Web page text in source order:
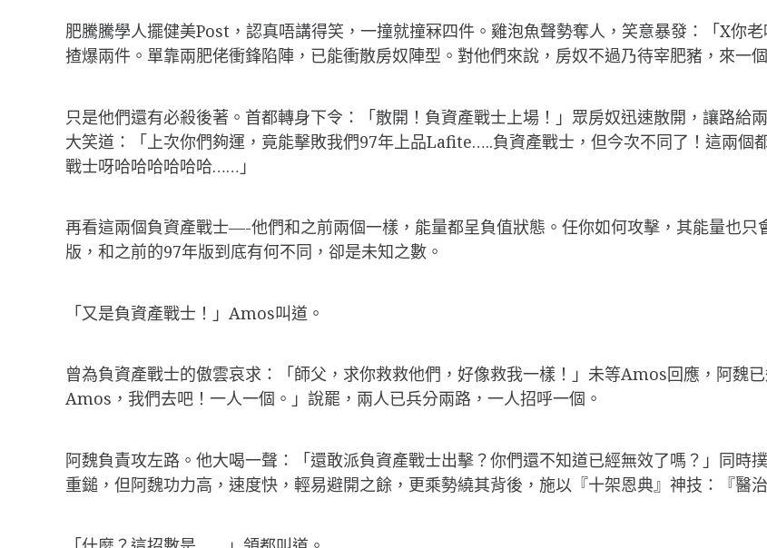
肥騰騰學人擺健美Post，認真唔講得笑，一撞就撞冧四件。雞泡魚聲勢奪人，笑意暴發：「X你
揸爆兩件。單靠兩肥佬衝鋒陷陣，已能衝散房奴陣型。對他們來說，房奴不過乃待宰肥豬，來一
只是他們還有必殺後著。首都轉身下令：「散開！負資產戰士上場！」眾房奴迅速散開，讓路給
大笑道：「上次你們夠運，竟能擊敗我們97年上品Lafite…..負資產戰士，但今次不同了！這兩個
戰士呀哈哈哈哈哈哈……」
再看這兩個負資產戰士—-他們和之前兩個一樣，能量都呈負值狀態。任你如何攻擊，其能量也
版，和之前的97年版到底有何不同，卻是未知之數。
「又是負資產戰士！」Amos叫道。
曾為負資產戰士的傲雲哀求：「師父，求你救救他們，好像救我一樣！」未等Amos回應，阿魏
Amos，我們去吧！一人一個。」說罷，兩人已兵分兩路，一人招呼一個。
阿魏負責攻左路。他大喝一聲：「還敢派負資產戰士出擊？你們還不知道已經無效了嗎？」同時
重鎚，但阿魏功力高，速度快，輕易避開之餘，更乘勢繞其背後，施以『十架恩典』神技：『醫